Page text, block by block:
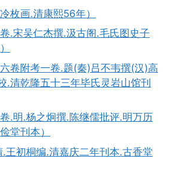
枚画.清康熙56年）
.宋吴仁杰撰.汲古阁.毛氏图史子
卷附考一卷.题(秦)吕不韦撰(汉)高
.清乾隆五十三年毕氏灵岩山馆刊
.明.杨之炯撰.陈继儒批评.明万历
堂刊本）
王初桐编.清嘉庆二年刊本.古香堂